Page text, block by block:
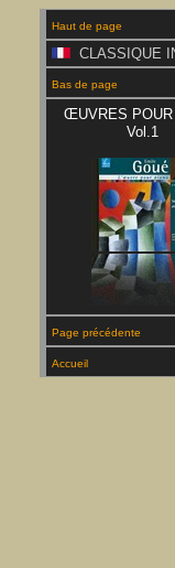
Haut de page
CLASSIQUE
Bas de page
ŒUVRES POUR
Vol.1
Page précédente
Accueil